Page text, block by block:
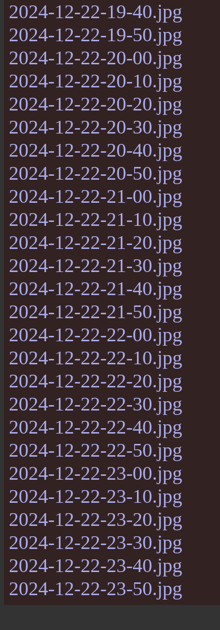
2024-12-22-19-40.jpg
2024-12-22-19-50.jpg
2024-12-22-20-00.jpg
2024-12-22-20-10.jpg
2024-12-22-20-20.jpg
2024-12-22-20-30.jpg
2024-12-22-20-40.jpg
2024-12-22-20-50.jpg
2024-12-22-21-00.jpg
2024-12-22-21-10.jpg
2024-12-22-21-20.jpg
2024-12-22-21-30.jpg
2024-12-22-21-40.jpg
2024-12-22-21-50.jpg
2024-12-22-22-00.jpg
2024-12-22-22-10.jpg
2024-12-22-22-20.jpg
2024-12-22-22-30.jpg
2024-12-22-22-40.jpg
2024-12-22-22-50.jpg
2024-12-22-23-00.jpg
2024-12-22-23-10.jpg
2024-12-22-23-20.jpg
2024-12-22-23-30.jpg
2024-12-22-23-40.jpg
2024-12-22-23-50.jpg